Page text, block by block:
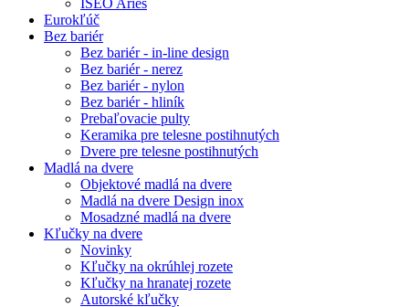
ISEO Aries
Eurokľúč
Bez bariér
Bez bariér - in-line design
Bez bariér - nerez
Bez bariér - nylon
Bez bariér - hliník
Prebaľovacie pulty
Keramika pre telesne postihnutých
Dvere pre telesne postihnutých
Madlá na dvere
Objektové madlá na dvere
Madlá na dvere Design inox
Mosadzné madlá na dvere
Kľučky na dvere
Novinky
Kľučky na okrúhlej rozete
Kľučky na hranatej rozete
Autorské kľučky